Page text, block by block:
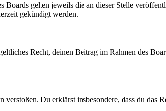
gelten jeweils die an dieser Stelle
gekündigt werden.
Recht, deinen Beitrag im Rahmen des
Du erklärst insbesondere, dass du das